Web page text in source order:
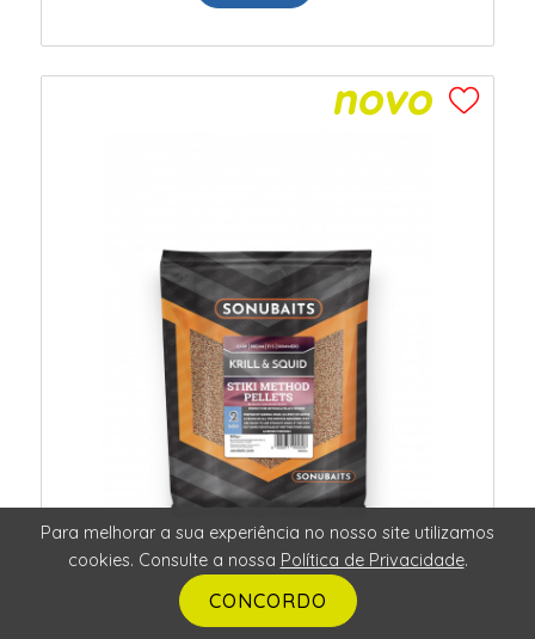
Para melhorar a sua experiência no nosso site utilizamos
cookies. Consulte a nossa Política de Privacidade.
CONCORDO